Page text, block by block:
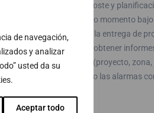
de navegación,
y analizar
usted da su
Aceptar todo
en horas/jornadas, coste y
plazo…) está en todo momento
actividad, los gastos y la entrega de
desviación. Se pueden obtener
de los conceptos (proyecto,
cliente…), estableciendo las alarmas